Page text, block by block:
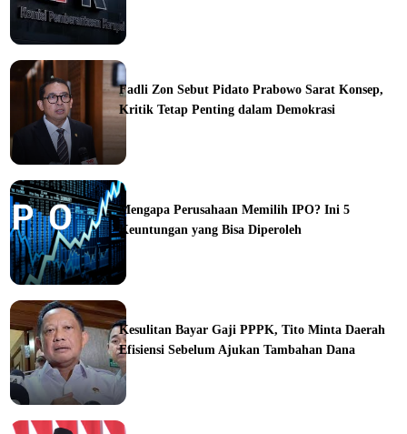
Fadli Zon Sebut Pidato Prabowo Sarat Konsep,
Kritik Tetap Penting dalam Demokrasi
Mengapa Perusahaan Memilih IPO? Ini 5
Keuntungan yang Bisa Diperoleh
Kesulitan Bayar Gaji PPPK, Tito Minta Daerah
Efisiensi Sebelum Ajukan Tambahan Dana